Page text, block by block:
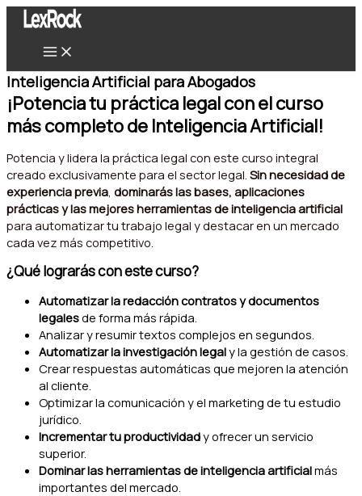
Ir
Inteligencia Artificial para Abogados
¡Potencia tu práctica legal con el curso
más completo de Inteligencia Artificial!
Potencia y lidera la práctica legal con este curso integral
creado exclusivamente para el sector legal. Sin necesidad de
experiencia previa dominarás las bases, aplicaciones
prácticas y las mejores herramientas de inteligencia artificial
para automatizar tu trabajo legal y destacar en un mercado
cada vez más competitivo.
¿Qué lograrás con este curso?
Automatizar la redacción contratos y documentos
legalesde forma más rápida.
Analizar y resumir textos complejos en segundos.
Automatizar la investigación legaly la gestión de casos.
Crear respuestas automáticas que mejoren la atención
al cliente.
Optimizar la comunicación y el marketing de tu estudio
jurídico.
Incrementar tu productividady ofrecer un servicio
superior.
Dominar las herramientas de inteligencia artificialmás
importantes del mercado.